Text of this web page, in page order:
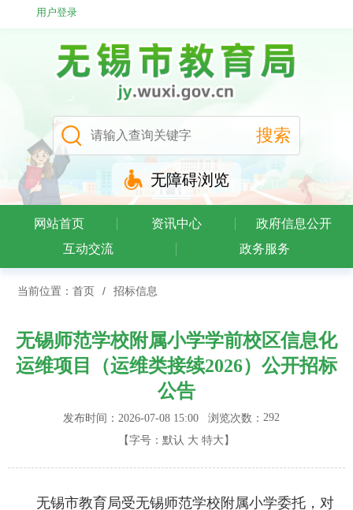
用户登录
无障碍浏览
网站首页 资讯中心
政府信息公开
互动交流
政务服务
当前位置： 首页 / 招标信息
无锡师范学校附属小学学前校区信息化
运维项目（运维类接续2026）公开招标
公告
发布时间：2026-07-08 15:00 浏览次数： 292
【字号： 默认 大 特大 】
无锡市教育局受无锡师范学校附属小学委托，对